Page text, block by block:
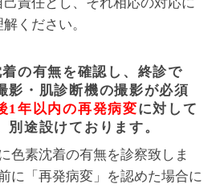
ください。
着の有無を確認し、終診で
影・肌診断機の撮影が必須
1年以内の再発病変に対して
別途設けております。
色素沈着の有無を診察致しま
に「再発病変」を認めた場合に